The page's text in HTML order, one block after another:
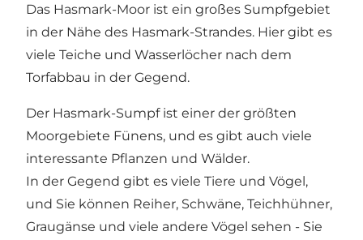
Das Hasmark-Moor ist ein großes Sumpfgebiet
in der Nähe des Hasmark-Strandes. Hier gibt es
viele Teiche und Wasserlöcher nach dem
Torfabbau in der Gegend.
Der Hasmark-Sumpf ist einer der größten
Moorgebiete Fünens, und es gibt auch viele
interessante Pflanzen und Wälder.
In der Gegend gibt es viele Tiere und Vögel,
und Sie können Reiher, Schwäne, Teichhühner,
Graugänse und viele andere Vögel sehen - Sie